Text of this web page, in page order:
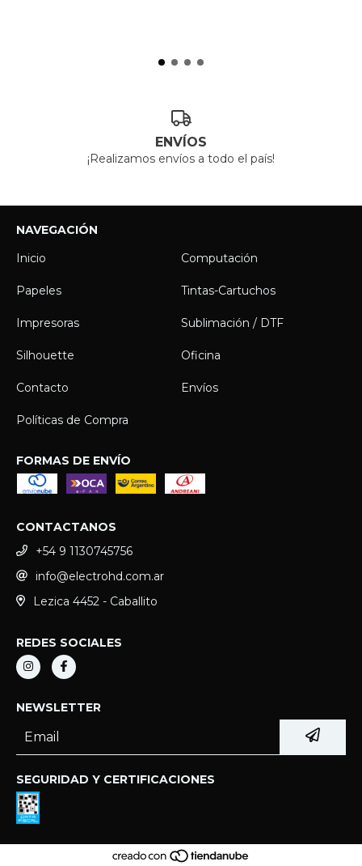
ENVÍOS
¡Realizamos envíos a todo el país!
NAVEGACIÓN
Inicio
Computación
Papeles Tintas-Cartuchos
Impresoras Sublimación / DTF
Silhouette Oficina
Contacto Envíos
Políticas de Compra
FORMAS DE ENVÍO
CONTACTANOS
+54 9 1130745756
info@electrohd.com.ar
Lezica 4452 - Caballito
REDES SOCIALES
NEWSLETTER
SEGURIDAD Y CERTIFICACIONES